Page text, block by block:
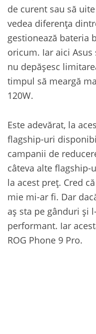
de curent sau să
vedea diferența
gestionează bateria
oricum. Iar aici Asus
nu depășesc
timpul să meargă
120W.
Este adevărat, la
flagship-uri
campanii de
câteva alte
la acest preț. Cred
mie mi-ar fi. Dar
aș sta pe gânduri și
performant. Iar
ROG Phone 9 Pro.